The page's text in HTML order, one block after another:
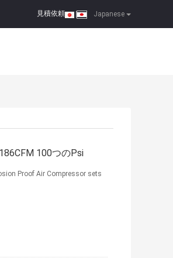
Japanese
見積依頼 |
100つのPsi
Proof Air Compressor sets